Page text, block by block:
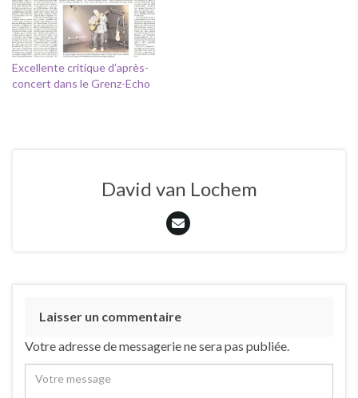
Excellente critique d’après-
concert dans le Grenz-Echo
David van Lochem
Laisser un commentaire
Votre adresse de messagerie ne sera pas publiée.